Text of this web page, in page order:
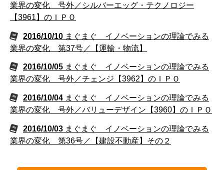
業界の変化 号外／シルバーエッグ・テクノロジー
【3961】のＩＰＯ
2016/10/10 まぐまぐ イノベーションの理論でみる
業界の変化 第37号／【運輸・物流】
2016/10/05 まぐまぐ イノベーションの理論でみる
業界の変化 号外／チェンジ【3962】のＩＰＯ
2016/10/04 まぐまぐ イノベーションの理論でみる
業界の変化 号外／バリューデザイン【3960】のＩＰＯ
2016/10/03 まぐまぐ イノベーションの理論でみる
業界の変化 第36号／【建設不動産】その２